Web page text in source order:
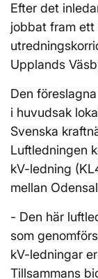
Efter det
jobbat fram ett
Upplands
Den
i huvudsak
Svenska
Luftledningen
kV-ledning
mellan
- Den här
som
kV-ledningar
Tillsammans